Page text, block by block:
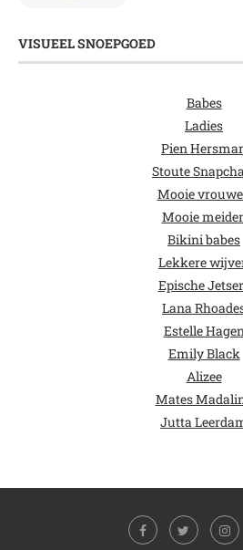
VISUEEL SNOEPGOED
Babes
Ladies
Pien
Stoute
Mooie
Mooie
Bikini babes
Lekkere
Epische
Lana
Estelle
Emily Black
Alizee
Mates
Jutta